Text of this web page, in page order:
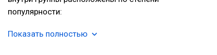
популярности:
Показать полностью